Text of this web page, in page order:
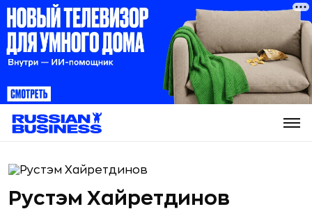
Рустэм Хайретдинов